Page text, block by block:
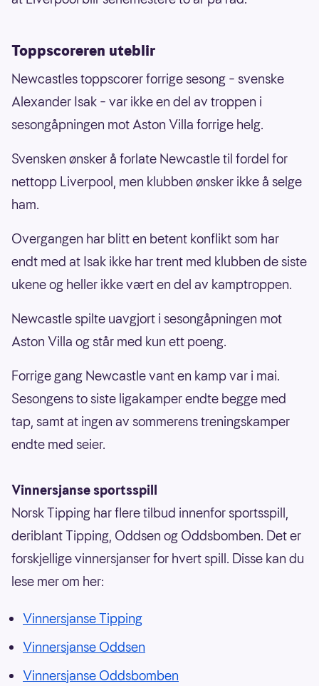
Toppscoreren uteblir
Newcastles toppscorer forrige sesong – svenske
Alexander Isak – var ikke en del av troppen i
sesongåpningen mot Aston Villa forrige helg.
Svensken ønsker å forlate Newcastle til fordel for
nettopp Liverpool, men klubben ønsker ikke å selge
ham.
Overgangen har blitt en betent konflikt som har
endt med at Isak ikke har trent med klubben de siste
ukene og heller ikke vært en del av kamptroppen.
Newcastle spilte uavgjort i sesongåpningen mot
Aston Villa og står med kun ett poeng.
Forrige gang Newcastle vant en kamp var i mai.
Sesongens to siste ligakamper endte begge med
tap, samt at ingen av sommerens treningskamper
endte med seier.
Vinnersjanse sportsspill
Norsk Tipping har flere tilbud innenfor sportsspill,
deriblant Tipping, Oddsen og Oddsbomben. Det er
forskjellige vinnersjanser for hvert spill. Disse kan du
lese mer om her:
Vinnersjanse Tipping
Vinnersjanse Oddsen
Vinnersjanse Oddsbomben